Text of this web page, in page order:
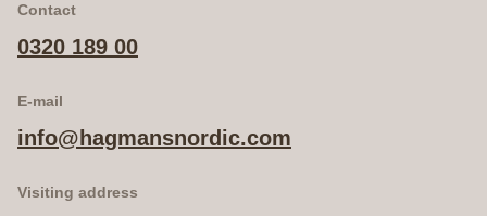
Contact
0320 189 00
E-mail
info@hagmansnordic.com
Visiting address